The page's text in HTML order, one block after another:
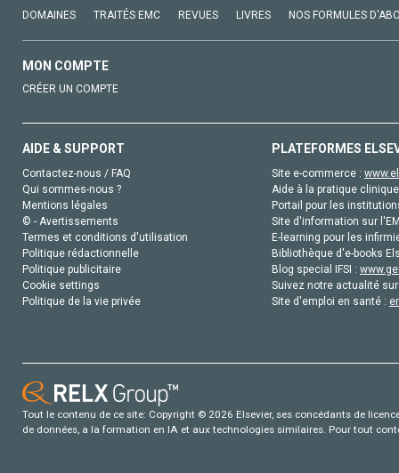
DOMAINES TRAITÉS EMC REVUES LIVRES NOS FORMULES
MON COMPTE
CRÉER UN COMPTE
AIDE & SUPPORT
Contactez-nous / FAQ
Qui sommes-nous ?
Mentions légales
© - Avertissements
Termes et conditions d'utilisation
Politique rédactionnelle
Politique publicitaire
Cookie settings
Politique de la vie privée
PLATEFORMES
Site e-commerce :
Aide à la pratique
Portail pour les
Site d'information sur
E-learning pour les
Bibliothèque d'e-books
Blog special IFSI :
Suivez notre actualité
Site d'emploi en santé :
Tout le contenu de ce site: Copyright © 2026 Elsevier, ses concédants de
de données, a la formation en IA et aux technologies similaires. Pour tout